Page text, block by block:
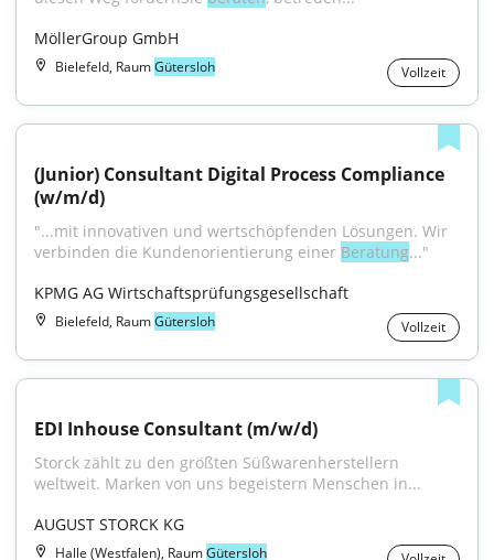
MöllerGroup GmbH
Bielefeld, RaumGütersloh Vollzeit
(Junior) Consultant Digital Process Compliance
(w/m/d)
"...mit innovativen und wertschöpfenden Lösungen. Wir
verbinden die Kundenorientierung einer Beratung..."
KPMG AG Wirtschaftsprüfungsgesellschaft
Bielefeld, RaumGütersloh Vollzeit
EDI Inhouse Consultant (m/w/d)
Storck zählt zu den größten Süßwarenherstellern
weltweit. Marken von uns begeistern Menschen in...
AUGUST STORCK KG
Halle (Westfalen), RaumGütersloh